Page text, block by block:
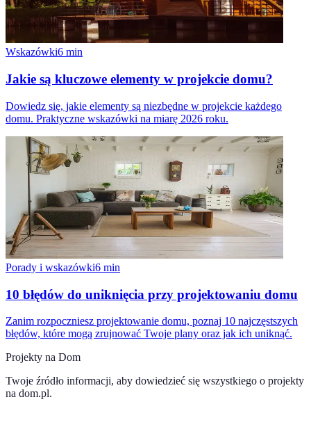
Wskazówki6 min
Jakie są kluczowe elementy w projekcie domu?
Dowiedz się, jakie elementy są niezbędne w projekcie każdego
domu. Praktyczne wskazówki na miarę 2026 roku.
Porady i wskazówki6 min
10 błędów do uniknięcia przy projektowaniu domu
Zanim rozpoczniesz projektowanie domu, poznaj 10 najczęstszych
błędów, które mogą zrujnować Twoje plany oraz jak ich uniknąć.
Projekty na Dom
Twoje źródło informacji, aby dowiedzieć się wszystkiego o projekty
na dom.pl.